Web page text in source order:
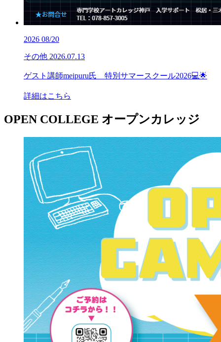
2026 08/20
その他 2026.07.13
ゲスト講師meipuru氏 特別サマースクール2026💻🌟
詳細はこちら
OPEN COLLEGE オープンカレッジ